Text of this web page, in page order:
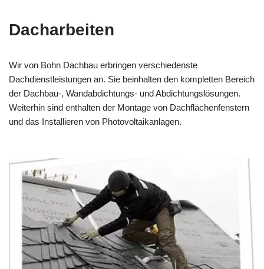
Dacharbeiten
Wir von Bohn Dachbau erbringen verschiedenste
Dachdienstleistungen an. Sie beinhalten den kompletten Bereich
der Dachbau-, Wandabdichtungs- und Abdichtungslösungen.
Weiterhin sind enthalten der Montage von Dachflächenfenstern
und das Installieren von Photovoltaikanlagen.